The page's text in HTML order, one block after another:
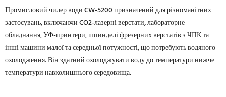
Промисловий чилер води CW-5200 призначений для різноманітних
застосувань, включаючи CO2-лазерні верстати, лабораторне
обладнання, УФ-принтери, шпинделі фрезерних верстатів з ЧПК та
інші машини малої та середньої потужності, що потребують водяного
охолодження. Він здатний охолоджувати воду до температури нижче
температури навколишнього середовища.